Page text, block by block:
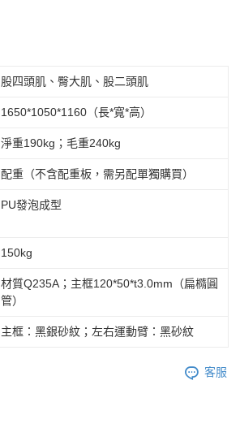
股四頭肌、臀大肌、股二頭肌
1650*1050*1160（長*寬*高）
淨重190kg；毛重240kg
配重（不含配重板，需另配單獨購買）
PU發泡成型
150kg
材質Q235A；主框120*50*t3.0mm（扁橢圓
管）
主框：黑銀砂紋；左右運動臂：黑砂紋
客服